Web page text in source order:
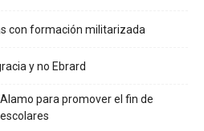
con formación militarizada
y no Ebrard
para promover el fin de